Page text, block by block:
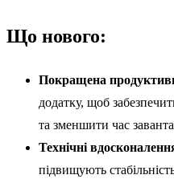
Що нового:
Покращена
додатку, щоб
та зменшити час
Технічні
підвищують